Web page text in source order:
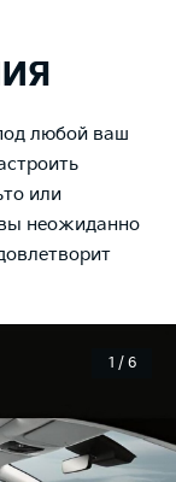
любой ваш
или
неожиданно
1 / 6